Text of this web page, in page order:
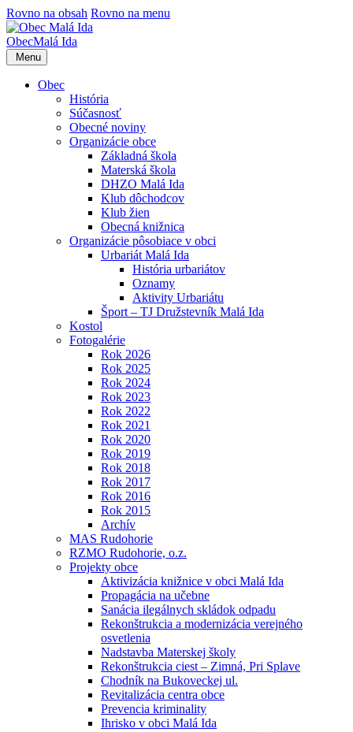
Rovno na obsah Rovno na menu
ObecMalá Ida
Menu
Obec
História
Súčasnosť
Obecné noviny
Organizácie obce
Základná škola
Materská škola
DHZO Malá Ida
Klub dôchodcov
Klub žien
Obecná knižnica
Organizácie pôsobiace v obci
Urbariát Malá Ida
História urbariátov
Oznamy
Aktivity Urbariátu
Šport – TJ Družstevník Malá Ida
Kostol
Fotogalérie
Rok 2026
Rok 2025
Rok 2024
Rok 2023
Rok 2022
Rok 2021
Rok 2020
Rok 2019
Rok 2018
Rok 2017
Rok 2016
Rok 2015
Archív
MAS Rudohorie
RZMO Rudohorie, o.z.
Projekty obce
Aktivizácia knižnice v obci Malá Ida
Propagácia na učebne
Sanácia ilegálnych skládok odpadu
Rekonštrukcia a modernizácia verejného
osvetlenia
Nadstavba Materskej školy
Rekonštrukcia ciest – Zimná, Pri Splave
Chodník na Bukoveckej ul.
Revitalizácia centra obce
Prevencia kriminality
Ihrisko v obci Malá Ida